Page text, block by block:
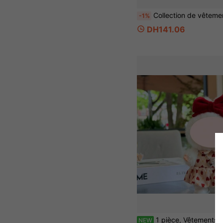
-1% Collection de vêtements pour poupée 10cm/13cm, vêtements pour poupée pour s'habiller, ensembles de tenues, accessoires pour poupée, vêtements pour animaux en peluche, vêtements pour poupée de
DH141.06
NEW 1 pièce, Vêtements seulement, (Pas de poupée) Pour les vêtements convenant aux poupées de 1ère, 2ème et 3ème génération de 17 cm